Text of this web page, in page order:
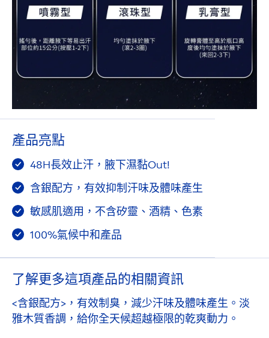
產品亮點
48H長效止汗，腋下濕黏Out!
含銀配方，有效抑制汗味及體味產生
敏感肌適用，不含矽靈、酒精、色素
100%氣候中和產品
了解更多這項產品的相關資訊
<含銀配方>，有效制臭，減少汗味及體味產生。淡
雅木質香調，給你全天候超越極限的乾爽動力。